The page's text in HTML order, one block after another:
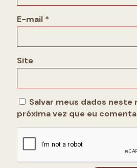
E-mail *
Site
Salvar meus dados neste
próxima vez que eu